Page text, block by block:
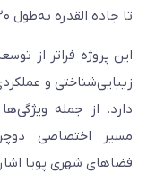
تا جاده القدره به‌طول ۲۰ کیلومتر را ممکن می‌سازد.
این پروژه فراتر از
زیبایی‌شناختی و
دارد. از جمله ویژگی‌ها
مسیر اختصاصی
فضاهای شهری پویا اشاره